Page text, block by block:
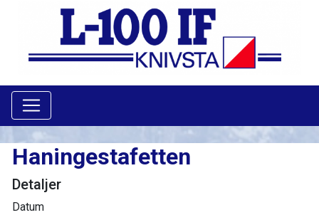
Haningestafetten
Detaljer
Datum